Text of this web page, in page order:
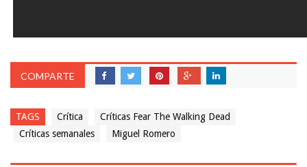
COMPARTE
TAGS Crítica
Críticas Fear The Walking Dead
Críticas semanales
Miguel Romero